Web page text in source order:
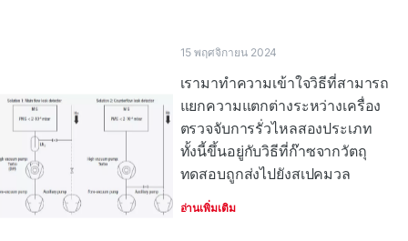
15 พฤศจิกายน 2024
เรามาทําความเข้าใจวิธีที่สามารถ
แยกความแตกต่างระหว่างเครื่อง
ตรวจจับการรั่วไหลสองประเภท
ทั้งนี้ขึ้นอยู่กับวิธีที่ก๊าซจากวัตถุ
ทดสอบถูกส่งไปยังสเปคมวล
อ่านเพิ่มเติม